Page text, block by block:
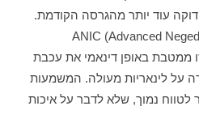
עוד יותר מהגרסה הקודמת.
ANIC (Advanced
ממטבת באופן דינאמי את עכבת
על לינאריות מעולה. המשמעות
לטווח נמוך, שלא לדבר על איכות